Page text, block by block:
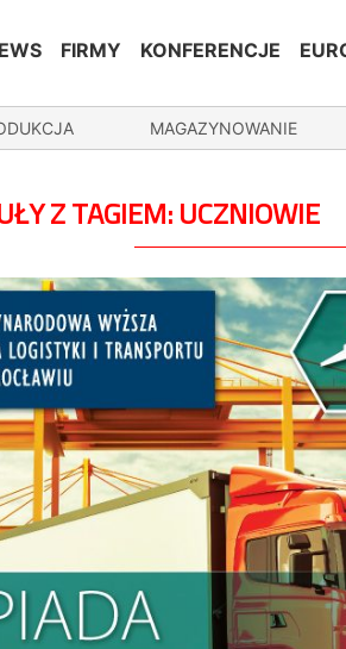
FIRMY KONFERENCJE
MAGAZYNOWANIE
Z TAGIEM: UCZNIOWIE